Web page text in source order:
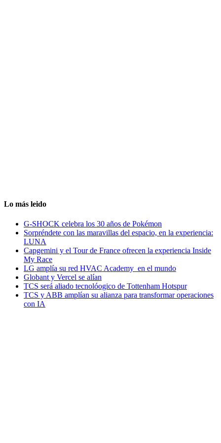
Lo más leido
G-SHOCK celebra los 30 años de Pokémon
Sorpréndete con las maravillas del espacio, en la experiencia:
LUNA
Capgemini y el Tour de France ofrecen la experiencia Inside
My Race
LG amplía su red HVAC Academy en el mundo
Globant y Vercel se alían
TCS será aliado tecnolóogico de Tottenham Hotspur
TCS y ABB amplían su alianza para transformar operaciones
con IA